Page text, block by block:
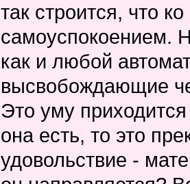
так строится, что
самоуспокоением.
как и любой
высвобождающие
Это уму
она есть, то это
удовольствие -